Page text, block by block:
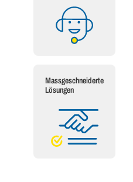
Massgeschneiderte
Lösungen